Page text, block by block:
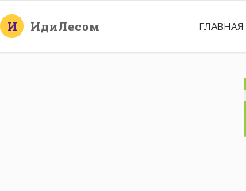
И ИдиЛесом ГЛАВНАЯ